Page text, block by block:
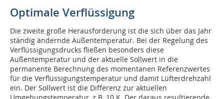
Optimale Verflüssigung
Die zweite große Herausforderung ist die sich über das Jahr
ständig ändernde Außentemperatur. Bei der Regelung des
Verflüssigungsdrucks fließen besonders diese
Außentemperatur und der aktuelle Sollwert in die
permanente Berechnung des momentanen Referenzwertes
für die Verflüssigungstemperatur und damit Lüfterdrehzahl
ein. Der Sollwert ist die Differenz zur aktuellen